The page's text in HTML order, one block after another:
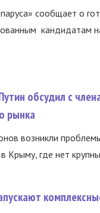
сообщает о
кандидатам
обсудил с
рынка
возникли
Крыму, где нет